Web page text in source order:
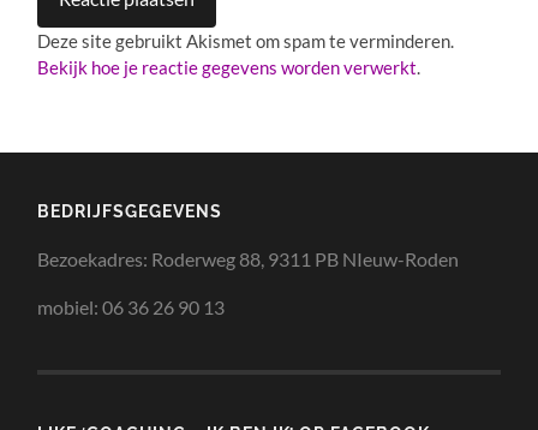
Deze site gebruikt Akismet om spam te verminderen.
Bekijk hoe je reactie gegevens worden verwerkt.
BEDRIJFSGEGEVENS
Bezoekadres: Roderweg 88, 9311 PB NIeuw-Roden
mobiel: 06 36 26 90 13